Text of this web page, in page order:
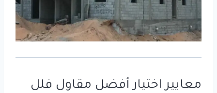
معايير اختيار أفضل مقاول فلل